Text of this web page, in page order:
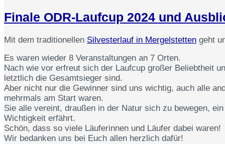
Finale ODR-Laufcup 2024 und
Mit dem traditionellen Silvesterlauf in Mergelstetten geht
Es waren wieder 8 Veranstaltungen an 7 Orten.
Nach wie vor erfreut sich der Laufcup großer Beliebtheit
letztlich die Gesamtsieger sind.
Aber nicht nur die Gewinner sind uns wichtig, auch alle
mehrmals am Start waren.
Sie alle vereint, draußen in der Natur sich zu bewegen,
Wichtigkeit erfährt.
Schön, dass so viele Läuferinnen und Läufer dabei waren!
Wir bedanken uns bei Euch allen herzlich dafür!